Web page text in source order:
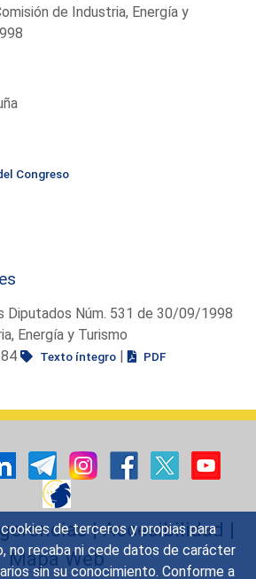
de terceros y propias para
no recaba ni cede datos de carácter
sin su conocimiento. Conforme a
de Industria, Energía y
Congreso
Diputados Núm. 531 de 30/09/1998
Energía y Turismo
Texto íntegro | PDF
|Accesibilidad |
Mapa Web